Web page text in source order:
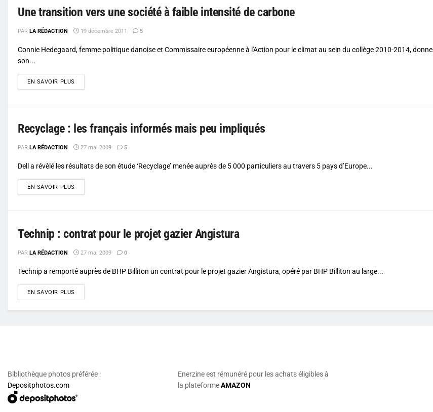
Une transition vers une société à faible intensité de carbone
PAR LA RÉDACTION 19 décembre 2011 5
Connie Hedegaard, femme politique danoise et Commissaire européenne à l'Action pour le climat au sein du collège 2010-2014, donne
son...
EN SAVOIR PLUS
Recyclage : les français informés mais peu impliqués
PAR LA RÉDACTION 27 mai 2009 5
Dell a révèlé les résultats de son étude ‘Recyclage’ menée auprès de 5 000 particuliers au travers 5 pays d’Europe...
EN SAVOIR PLUS
Technip : contrat pour le projet gazier Angistura
PAR LA RÉDACTION 27 mai 2009 0
Technip a remporté auprès de BHP Billiton un contrat pour le projet gazier Angistura, opéré par BHP Billiton au large...
EN SAVOIR PLUS
Bibliothèque photos préférée :
Depositphotos.com
Enerzine est rémunéré pour les achats éligibles à
la plateformeAMAZON